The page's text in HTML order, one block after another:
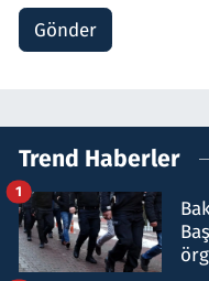
Gönder
Trend Haberler
1